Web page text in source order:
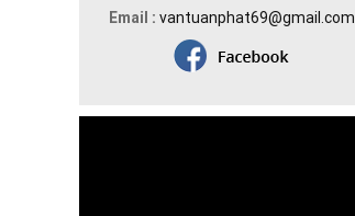
Email : vantuanphat69@gmail.com